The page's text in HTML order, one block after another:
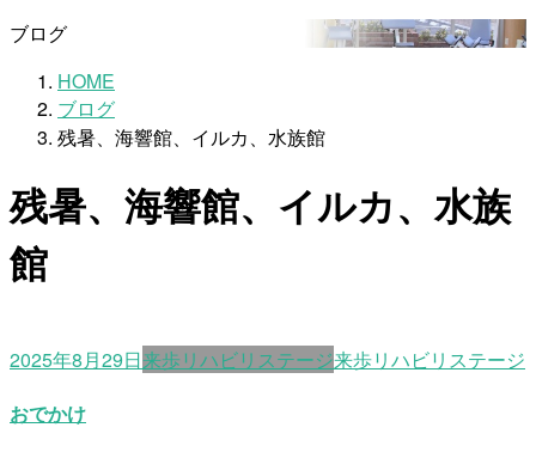
ブログ
HOME
ブログ
残暑、海響館、イルカ、水族館
残暑、海響館、イルカ、水族
館
2025年8月29日来歩リハビリステージ来歩リハビリステージ
おでかけ